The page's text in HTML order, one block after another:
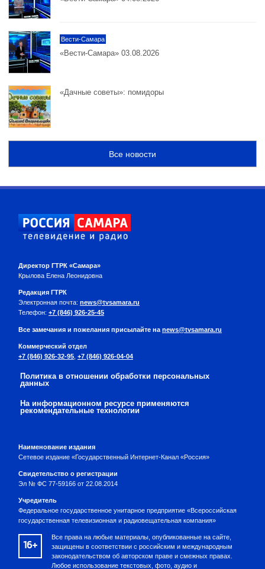
Вести-Самара
«Вести-Самара» 03.08.2026
«Дачные советы»: помидоры
Все новости
Директор ГТРК «Самара»
Крылова Елена Леонидовна
Редакция ГТРК
Электронная почта: news@tvsamara.ru
Телефон: +7 (846) 926-25-45
Все замечания и пожелания присылайте на news@tvsamara.ru
Коммерческий отдел
+7 (846) 926-32-95 +7 (846) 926-04-04
Политика в отношении обработки персональных
данных
На информационном ресурсе применяются
рекомендательные технологии
Наименование издания
Сетевое издание «Государственный Интернет-Канал «Россия»
Свидетельство о регистрации
Эл № ФС 77-59166 от 22.08.2014
Учредитель
Федеральное государственное унитарное предприятие «Всероссийская
государственная телевизионная и радиовещательная компания»
16+
Все права на любые материалы, опубликованные на сайте,
защищены в соответствии с российским и международным
законодательством об авторском праве и смежных правах.
Любое использование текстовых, фото, аудио и